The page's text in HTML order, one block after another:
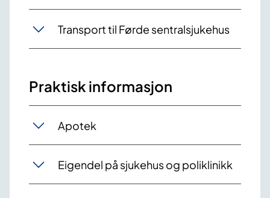
Transport til Førde sentralsjukehus
Praktisk informasjon
Apotek
Eigendel på sjukehus og poliklinikk